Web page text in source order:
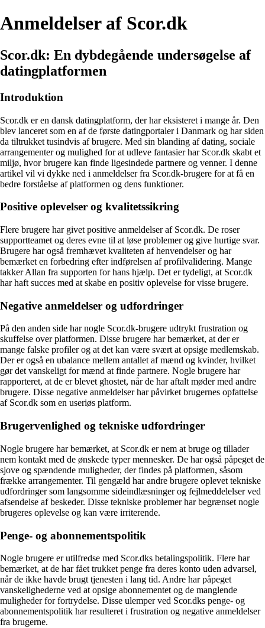
Anmeldelser af Scor.dk
Scor.dk: En dybdegående undersøgelse af
datingplatformen
Introduktion
Scor.dk er en dansk datingplatform, der har eksisteret i mange år. Den
blev lanceret som en af de første datingportaler i Danmark og har siden
da tiltrukket tusindvis af brugere. Med sin blanding af dating, sociale
arrangementer og mulighed for at udleve fantasier har Scor.dk skabt et
miljø, hvor brugere kan finde ligesindede partnere og venner. I denne
artikel vil vi dykke ned i anmeldelser fra Scor.dk-brugere for at få en
bedre forståelse af platformen og dens funktioner.
Positive oplevelser og kvalitetssikring
Flere brugere har givet positive anmeldelser af Scor.dk. De roser
supportteamet og deres evne til at løse problemer og give hurtige svar.
Brugere har også fremhævet kvaliteten af ​​henvendelser og har
bemærket en forbedring efter indførelsen af ​​profilvalidering. Mange
takker Allan fra supporten for hans hjælp. Det er tydeligt, at Scor.dk
har haft succes med at skabe en positiv oplevelse for visse brugere.
Negative anmeldelser og udfordringer
På den anden side har nogle Scor.dk-brugere udtrykt frustration og
skuffelse over platformen. Disse brugere har bemærket, at der er
mange falske profiler og at det kan være svært at opsige medlemskab.
Der er også en ubalance mellem antallet af mænd og kvinder, hvilket
gør det vanskeligt for mænd at finde partnere. Nogle brugere har
rapporteret, at de er blevet ghostet, når de har aftalt møder med andre
brugere. Disse negative anmeldelser har påvirket brugernes opfattelse
af Scor.dk som en useriøs platform.
Brugervenlighed og tekniske udfordringer
Nogle brugere har bemærket, at Scor.dk er nem at bruge og tillader
nem kontakt med de ønskede typer mennesker. De har også påpeget de
sjove og spændende muligheder, der findes på platformen, såsom
frække arrangementer. Til gengæld har andre brugere oplevet tekniske
udfordringer som langsomme sideindlæsninger og fejlmeddelelser ved
afsendelse af beskeder. Disse tekniske problemer har begrænset nogle
brugeres oplevelse og kan være irriterende.
Penge- og abonnementspolitik
Nogle brugere er utilfredse med Scor.dks betalingspolitik. Flere har
bemærket, at de har fået trukket penge fra deres konto uden advarsel,
når de ikke havde brugt tjenesten i lang tid. Andre har påpeget
vanskelighederne ved at opsige abonnementet og de manglende
muligheder for fortrydelse. Disse ulemper ved Scor.dks penge- og
abonnementspolitik har resulteret i frustration og negative anmeldelser
fra brugerne.